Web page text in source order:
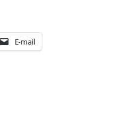
E-mail